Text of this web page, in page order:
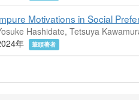
Motivations in Social
Hashidate, Tetsuya
年
筆頭著者